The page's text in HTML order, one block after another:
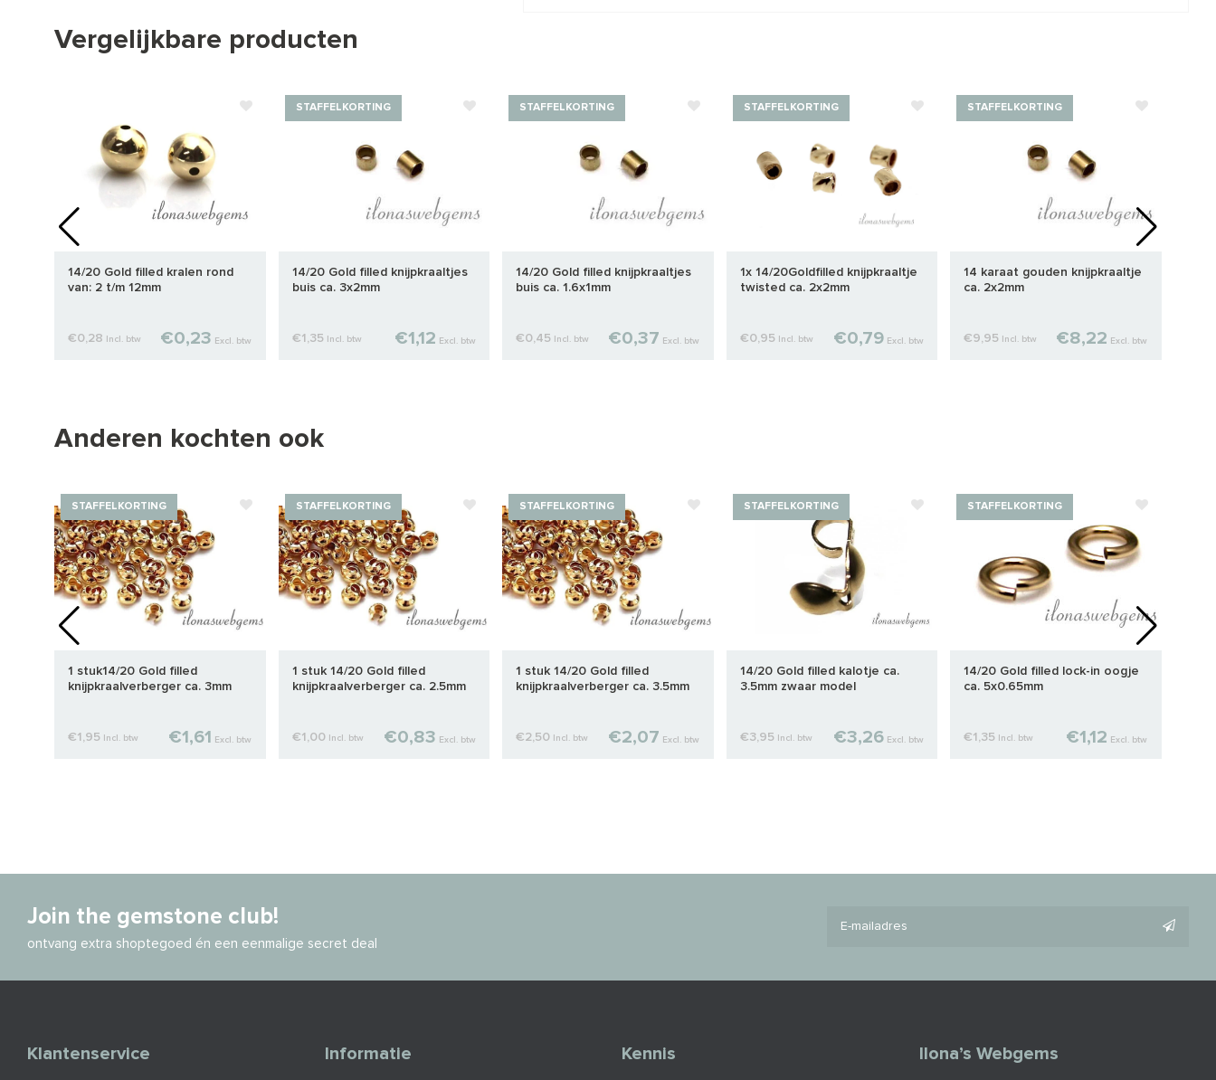
Vergelijkbare producten
14/20 Gold filled kralen rond
van: 2 t/m 12mm
€0,28 Incl. btw €0,23 Excl. btw
STAFFELKORTING
14/20 Gold filled knijpkraaltjes
buis ca. 3x2mm
€1,35 Incl. btw €1,12 Excl. btw
STAFFELKORTING
14/20 Gold filled knijpkraaltjes
buis ca. 1.6x1mm
€0,45 Incl. btw €0,37 Excl. btw
STAFFELKORTING
1x 14/20Goldfilled knijpkraaltje
twisted ca. 2x2mm
€0,95 Incl. btw €0,79 Excl. btw
STAFFELKORTING
14 karaat gouden knijpkraaltje
ca. 2x2mm
€9,95 Incl. btw €8,22 Excl. btw
Anderen kochten ook
STAFFELKORTING
1 stuk14/20 Gold filled
knijpkraalverberger ca. 3mm
€1,95 Incl. btw €1,61 Excl. btw
STAFFELKORTING
1 stuk 14/20 Gold filled
knijpkraalverberger ca. 2.5mm
€1,00 Incl. btw €0,83 Excl. btw
STAFFELKORTING
1 stuk 14/20 Gold filled
knijpkraalverberger ca. 3.5mm
€2,50 Incl. btw €2,07 Excl. btw
STAFFELKORTING
14/20 Gold filled kalotje ca.
3.5mm zwaar model
€3,95 Incl. btw €3,26 Excl. btw
STAFFELKORTING
14/20 Gold filled lock-in oogje
ca. 5x0.65mm
€1,35 Incl. btw €1,12 Excl. btw
Join the gemstone club!
ontvang extra shoptegoed én een eenmalige secret deal
Klantenservice Informatie Kennis Ilona’s Webgems